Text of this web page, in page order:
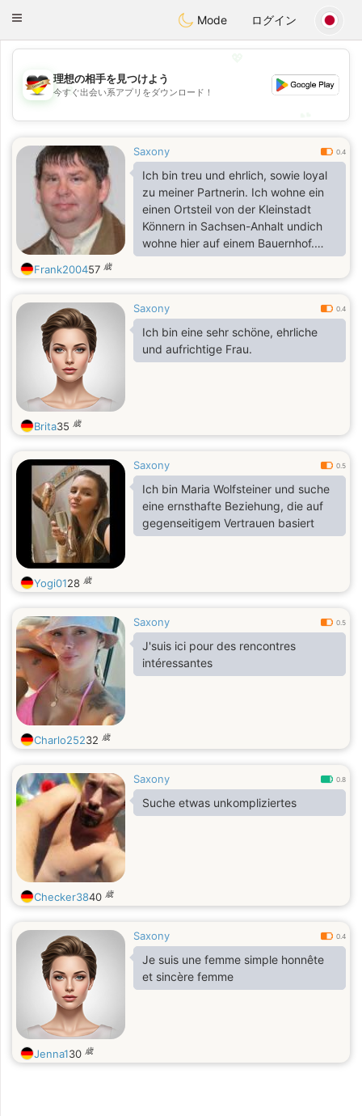
Deutsch Dating
Toggle
Mode ログイン
💖
💕
理想の相手を見つけよう
今すぐ出会い系アプリをダウンロード！
Saxony 0.4
Ich bin treu und ehrlich, sowie loyal
zu meiner Partnerin. Ich wohne ein
einen Ortsteil von der Kleinstadt
Könnern in Sachsen-Anhalt undich
wohne hier auf einem Bauernhof.
Meine Interessen sind ein gutes
Buch lesen, spazieren gehen Tiere
Frank200457 歳
Saxony 0.4
Ich bin eine sehr schöne, ehrliche
und aufrichtige Frau.
Brita35 歳
Saxony 0.5
Ich bin Maria Wolfsteiner und suche
eine ernsthafte Beziehung, die auf
gegenseitigem Vertrauen basiert
Yogi0128 歳
Saxony 0.5
J'suis ici pour des rencontres
intéressantes
Charlo25232 歳
Saxony 0.8
Suche etwas unkompliziertes
Checker3840 歳
Saxony 0.4
Je suis une femme simple honnête
et sincère femme
Jenna130 歳